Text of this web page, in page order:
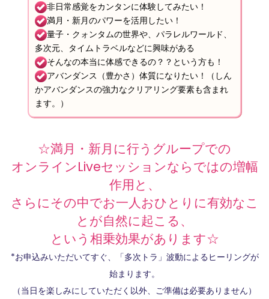
非日常感覚をカンタンに体験してみたい！
満月・新月のパワーを活用したい！
量子・クォンタムの世界や、パラレルワールド、
多次元、タイムトラベルなどに興味がある
そんなの本当に体感できるの？？という方も！
アバンダンス（豊かさ）体質になりたい！（しん
かアバンダンスの強力なクリアリング要素も含まれ
ます。）
☆満月・新月に行うグループでの
オンラインLiveセッションならではの増幅
作用と、
さらにその中でお一人おひとりに有効なこ
とが自然に起こる、
という相乗効果があります☆
*お申込みいただいてすぐ、「多次トラ」波動によるヒーリングが
始まります。
（当日を楽しみにしていただく以外、ご準備は必要ありません）